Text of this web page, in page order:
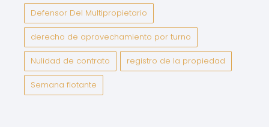
Defensor Del Multipropietario
derecho de aprovechamiento por turno
Nulidad de contrato registro de la propiedad
Semana flotante